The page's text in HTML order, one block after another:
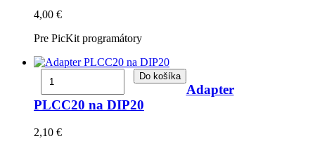
4,00 €
Pre PicKit programátory
Do košíka
Adapter
PLCC20 na DIP20
2,10 €